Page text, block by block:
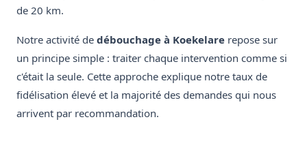
de 20 km.
Notre activité de débouchage à Koekelare repose sur
un principe simple : traiter chaque intervention comme si
c'était la seule. Cette approche explique notre taux de
fidélisation élevé et la majorité des demandes qui nous
arrivent par recommandation.